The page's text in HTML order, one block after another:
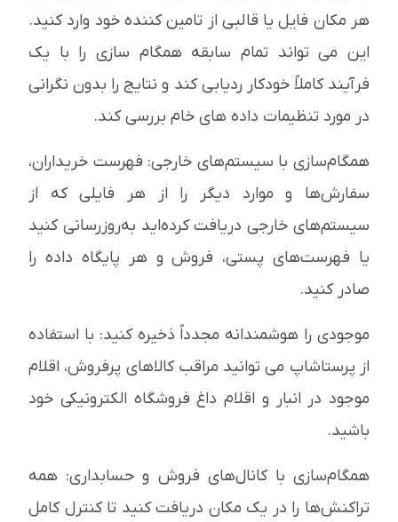
هر مکان فایل یا قالبی از تامین کننده خود وارد کنید.
این می تواند تمام سابقه همگام سازی را با یک
فرآیند کاملاً خودکار ردیابی کند و نتایج را بدون نگرانی
در مورد تنظیمات داده های خام بررسی کند.
همگام‌سازی با سیستم‌های خارجی: فهرست خریداران،
سفارش‌ها و موارد دیگر را از هر فایلی که از
سیستم‌های خارجی دریافت کرده‌اید به‌روزرسانی کنید
یا فهرست‌های پستی، فروش و هر پایگاه داده را
صادر کنید.
موجودی را هوشمندانه مجدداً ذخیره کنید: با استفاده
از پرستاشاپ می توانید مراقب کالاهای پرفروش، اقلام
موجود در انبار و اقلام داغ فروشگاه الکترونیکی خود
باشید.
همگام‌سازی با کانال‌های فروش و حسابداری: همه
تراکنش‌ها را در یک مکان دریافت کنید تا کنترل کامل